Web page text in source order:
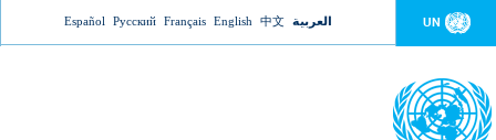
Jump to navigation UN العربية 中文
English
Français
Русский
Español